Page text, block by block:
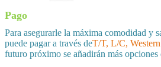
Pago
Para asegurarle la máxima comodidad y
puede pagar a través deT/T, L/C,
futuro próximo se añadirán más opciones